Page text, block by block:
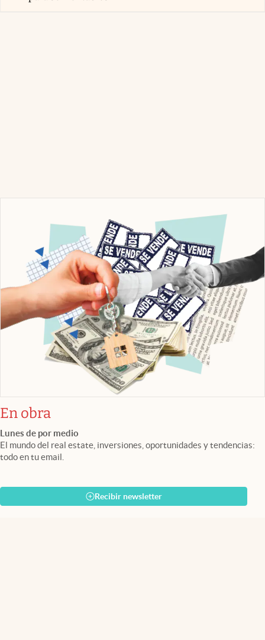
En obra
Lunes de por medio
El mundo del real estate, inversiones, oportunidades y tendencias:
todo en tu email.
Recibir newsletter